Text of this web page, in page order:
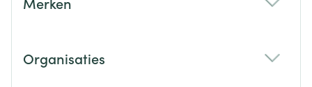
Organisaties